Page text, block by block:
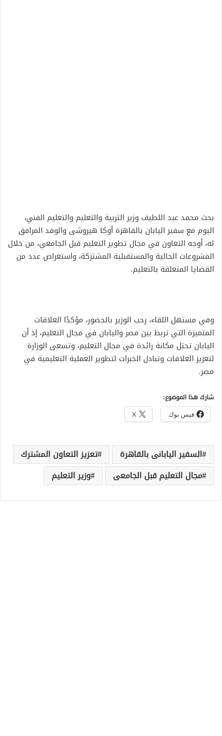
بحث محمد عبد اللطيف وزير التربية والتعليم والتعليم الفني،
اليوم مع سفير اليابان بالقاهرة أوكا هيروشى والوفد المرافق
له، أوجه التعاون في مجال تطوير التعليم قبل الجامعي، من خلال
المشروعات الحالية والمستقبلية المشتركة، واستعراض عدد من
القضايا المتعلقة بالتعليم.
وفي مستهل اللقاء، رحب الوزير بالحضور، مؤكدًا العلاقات
المتميزة التي تربط بين مصر واليابان في مجال التعليم، إذ أن
اليابان تحتل مكانة رائدة في مجال التعليم، وتسعى الوزارة
لتعزيز العلاقات وتبادل الخبرات لتطوير العملية التعليمية في
مصر.
شارك هذا الموضوع:
فيس بوك X
السفير اليابانى بالقاهرة
تعزيز التعاون المشترك
مجال التعليم قبل الجامعى
وزير التعليم